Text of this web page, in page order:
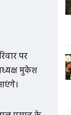
पर
मुकेश